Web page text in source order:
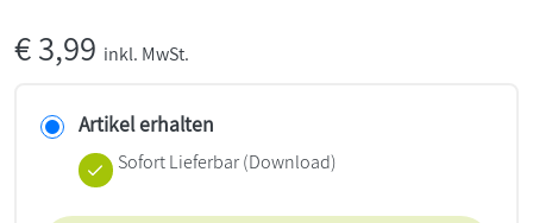
€3,99 inkl. MwSt.
Artikel erhalten
Sofort Lieferbar (Download)